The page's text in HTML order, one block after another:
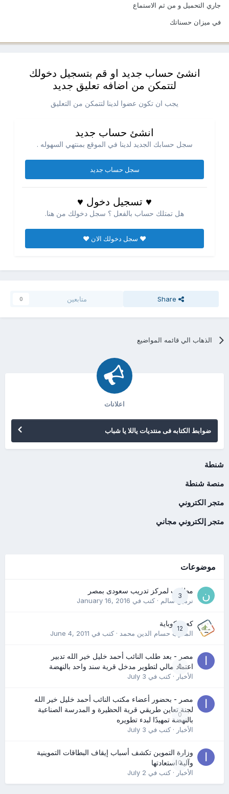
جاري التحميل و من ثم الاستماع
في ميزان حسناتك
انشئ حساب جديد او قم بتسجيل دخولك
لتتمكن من اضافه تعليق جديد
يجب ان تكون عضوا لدينا لتتمكن من التعليق
انشئ حساب جديد
سجل حسابك الجديد لدينا في الموقع بمنتهي السهوله .
سجل حساب جديد
♥ تسجيل دخول ♥
هل تمتلك حساب بالفعل ؟ سجل دخولك من هنا.
♥ سجل دخولك الان ♥
Share متابعين 0
الذهاب الي قائمه المواضيع
اعلانات
ضوابط الكتابه فى منتديات ياللا يا شباب
شنطة
منصة شنطة
متجر الكتروني
متجر إلكتروني مجاني
موضوعات
3
مطلوب لمركز تدريب سعودى بمصر
نرمين سالم· كتب في January 16, 2016
12
كعب كوباية
المدرب حسام الدين محمد· كتب في June 4, 2011
0
مصر - بعد طلب النائب أحمد خليل خير الله تدبير
اعتماد مالي لتطوير مدخل قرية سند واحد بالنهضة
الأخبار· كتب في July 3
0
مصر - بحضور أعضاء مكتب النائب أحمد خليل خير الله
لجنة تعاين طريقي قرية الحظيرة و المدرسة الصناعية
بالنهضة تمهيدًا لبدء تطويره
الأخبار· كتب في July 3
0
وزارة التموين تكشف أسباب إيقاف البطاقات التموينية
وآلية استعادتها
الأخبار· كتب في July 2